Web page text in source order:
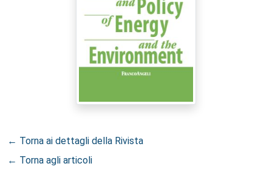
← Torna ai dettagli della Rivista
← Torna agli articoli